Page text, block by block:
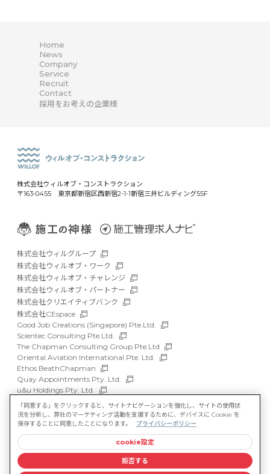
Home
News
Company
Service
Recruit
Contact
採用をお考えの企業様
株式会社ウィルオブ・コンストラクション
〒163-0455 東京都新宿区西新宿2-1-1新宿三井ビルディング55F
株式会社ウィルグループ
株式会社ウィルオブ・ワーク
株式会社ウィルオブ・チャレンジ
株式会社ウィルオブ・パートナー
株式会社クリエイティブバンク
株式会社CEspace
Good Job Creations (Singapore) Pte.Ltd.
Scientec Consulting Pte.Ltd.
The Chapman Consulting Group Pte.Ltd
Oriental Aviation International Pte. Ltd.
Ethos BeathChapman
Quay Appointments Pty. Ltd.
u&u Holdings Pty. Ltd.
DFP Recruitment Holdings Pty. Ltd.
Asia Recruit Holdings Sdn.Bhd.
WILLOF Vietnam Company Limited
サイトマップ
マルチステークホルダー方針
情報セキュリティ基本方針
プライバシーポリシー
「同意する」をクリックすると、サイトナビゲーションを強化し、サイトの使用状
況を分析し、弊社のマーケティング活動を支援するために、デバイスに Cookie を
保存することに同意したことになります。
プライバシーポリシー
cookie設定
拒否する